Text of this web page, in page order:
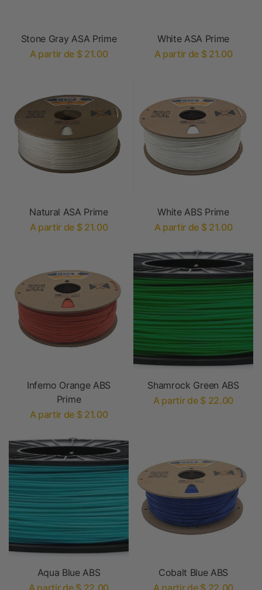
Stone Gray ASA Prime
A partir de $ 21.00
White ASA Prime
A partir de $ 21.00
Natural ASA Prime
A partir de $ 21.00
White ABS Prime
A partir de $ 21.00
Inferno Orange ABS
Prime
A partir de $ 21.00
Shamrock Green ABS
A partir de $ 22.00
Aqua Blue ABS
A partir de $ 22.00
Cobalt Blue ABS
A partir de $ 22.00